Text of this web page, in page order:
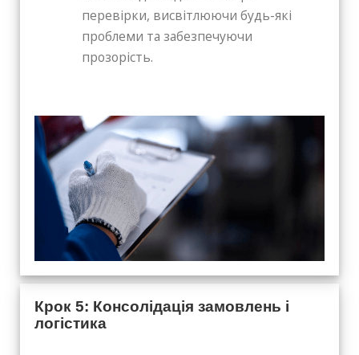
перевірки, висвітлюючи будь-які
проблеми та забезпечуючи
прозорість.
Крок 5: Консолідація замовлень і
логістика